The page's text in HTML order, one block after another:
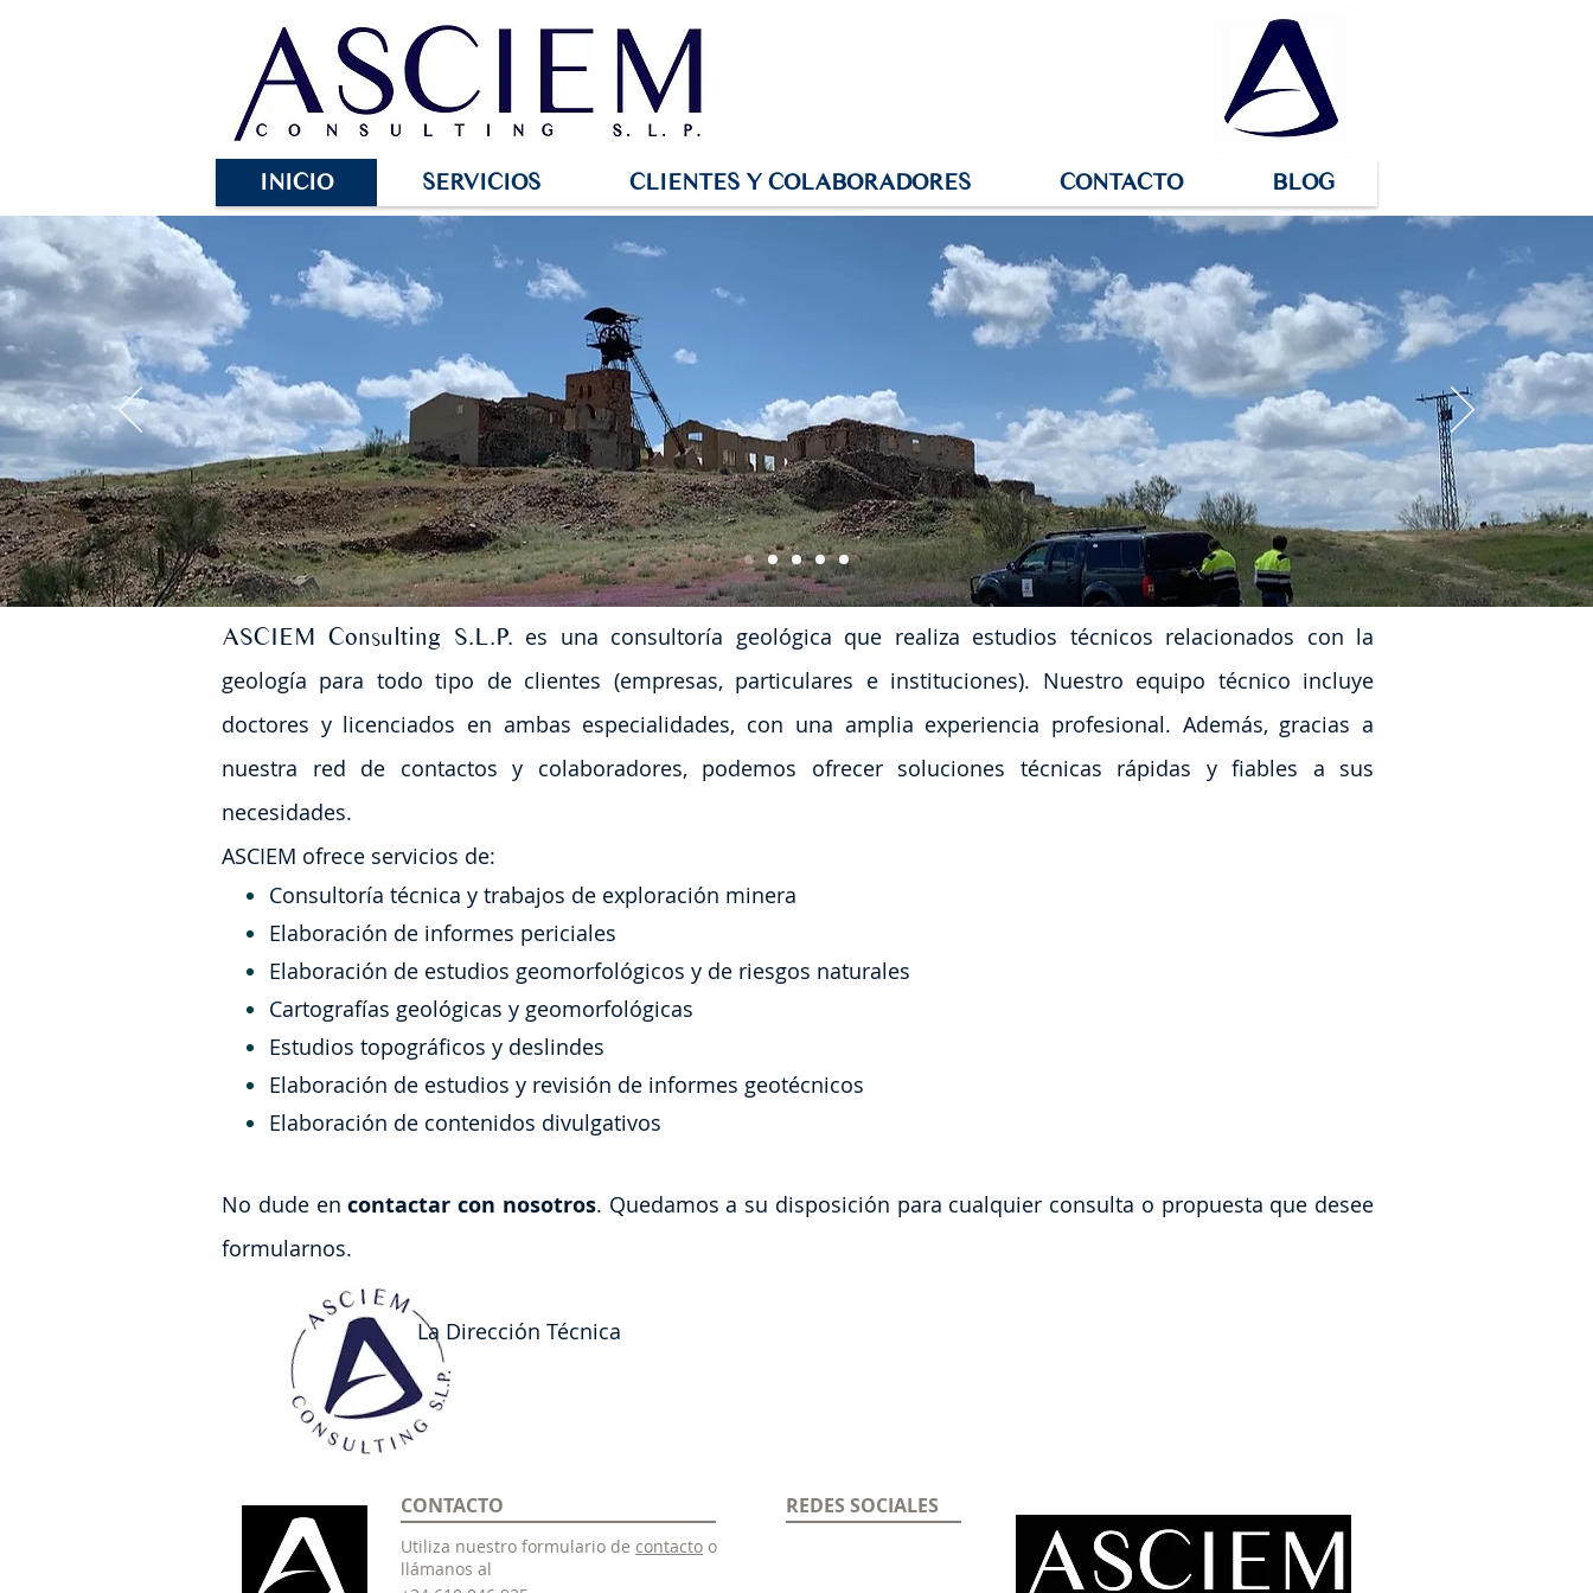
INICIO SERVICIOS CLIENTES Y COLABORADORES CONTACTO BLOG
Exploración Minera
ASCIEM Consulting S.L.P. es una consultoría geológica que realiza estudios técnicos relacionados con la
geología para todo tipo de clientes (empresas, particulares e instituciones). Nuestro equipo técnico incluye
doctores y licenciados en ambas especialidades, con una amplia experiencia profesional. Además, gracias a
nuestra red de contactos y colaboradores, podemos ofrecer soluciones técnicas rápidas y fiables a sus
necesidades.
ASCIEM ofrece servicios de:
Consultoría técnica y trabajos de exploración minera
Elaboración de informes periciales
Elaboración de estudios geomorfológicos y de riesgos naturales
Cartografías geológicas y geomorfológicas
Estudios topográficos y deslindes
Elaboración de estudios y revisión de informes geotécnicos
Elaboración de contenidos divulgativos
No dude encontactar con nosotros. Quedamos a su disposición para cualquier consulta o propuesta que desee
formularnos.
La Dirección Técnica
CONTACTO
Utiliza nuestro formulario de contacto o
llámanos al
REDES SOCIALES